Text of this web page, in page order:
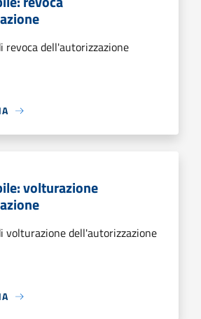
revoca dell'autorizzazione
volturazione
volturazione dell'autorizzazione